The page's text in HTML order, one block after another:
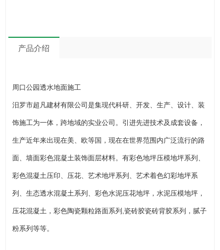
产品介绍
周口公园透水地面施工
汨罗市超凡建材有限公司是集现代科研、开发、生产、设计、装
饰施工为一体，跨地域的实业公司。引进先进技术及成套设备，
生产近年来出现在美、欧等国，现在在世界范围内广泛流行的路
面、墙面彩色混凝土装饰面层材料。有彩色地坪压模地坪系列、
彩色混凝土压印、压花、艺术地坪系列、艺术着色幻彩地坪系
列、生态透水混凝土系列、彩色水泥压花地坪，水泥压模地坪，
压花混凝土，彩色陶瓷颗粒路面系列,瓷砖胶瓷砖背胶系列，腻子
粉系列等等。